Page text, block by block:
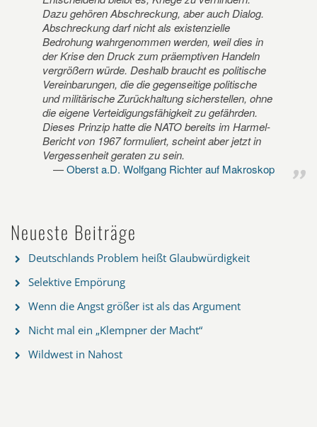
Dazu gehören Abschreckung, aber auch Dialog.
Abschreckung darf nicht als existenzielle
Bedrohung wahrgenommen werden, weil dies in
der Krise den Druck zum präemptiven Handeln
vergrößern würde. Deshalb braucht es politische
Vereinbarungen, die die gegenseitige politische
und militärische Zurückhaltung sicherstellen, ohne
die eigene Verteidigungsfähigkeit zu gefährden.
Dieses Prinzip hatte die NATO bereits im Harmel-
Bericht von 1967 formuliert, scheint aber jetzt in
Vergessenheit geraten zu sein.
Oberst a.D. Wolfgang Richter auf Makroskop
Neueste Beiträge
Deutschlands Problem heißt Glaubwürdigkeit
Selektive Empörung
Wenn die Angst größer ist als das Argument
Nicht mal ein „Klempner der Macht“
Wildwest in Nahost